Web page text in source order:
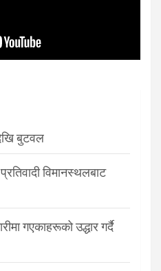
बुटवल
विमानस्थलबाट
गएकाहरूको उद्धार गर्दै